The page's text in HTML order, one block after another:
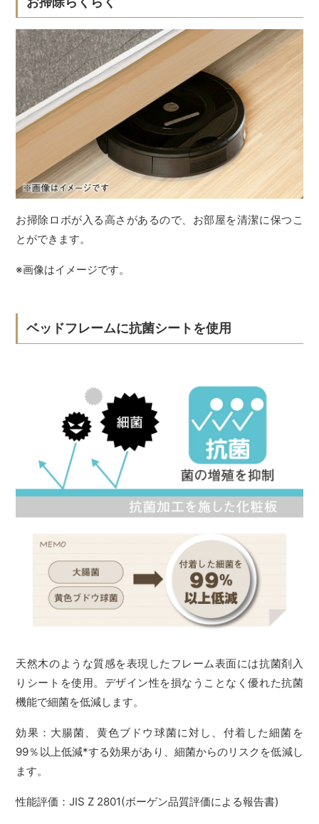
お掃除ロボが入る高さがあるので、お部屋を清潔に保つこ
とができます。
※画像はイメージです。
ベッドフレームに抗菌シートを使用
天然木のような質感を表現したフレーム表面には抗菌剤入
りシートを使用。デザイン性を損なうことなく優れた抗菌
機能で細菌を低減します。
効果：大腸菌、黄色ブドウ球菌に対し、付着した細菌を
99％以上低減*する効果があり、細菌からのリスクを低減し
ます。
性能評価：JIS Z 2801(ボーゲン品質評価による報告書)